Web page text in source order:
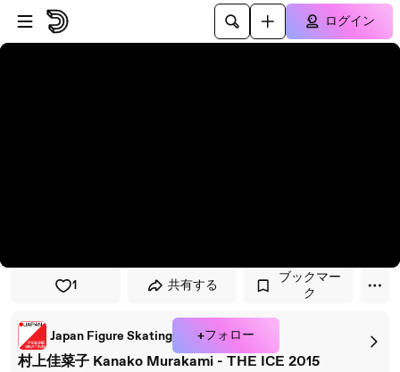
プレイヤーにスキップ
メインコンテンツにスキップ
ログイン
1 共有する
ブックマー
ク
Japan Figure Skating +フォロー
村上佳菜子 Kanako Murakami - THE ICE 2015